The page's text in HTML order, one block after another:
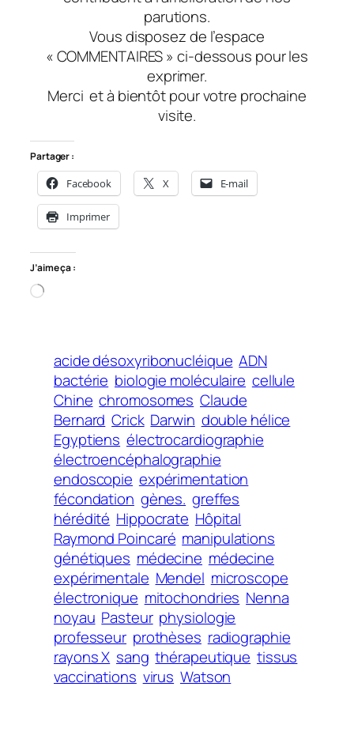
parutions.
Vous disposez de l’espace
« COMMENTAIRES » ci-dessous pour les
exprimer.
Merci et à bientôtpour votre prochaine
visite.
Partager :
Facebook X E-mail
Imprimer
J’aime ça :
Chargement…
acide désoxyribonucléique ADN
bactérie biologie moléculaire cellule
Chine chromosomes Claude
Bernard Crick Darwin double hélice
Egyptiens électrocardiographie
électroencéphalographie
endoscopie expérimentation
fécondation gènes. greffes
hérédité Hippocrate Hôpital
Raymond Poincaré manipulations
génétiques médecine médecine
expérimentale Mendel microscope
électronique mitochondries Nenna
noyau Pasteur physiologie
professeur prothèses radiographie
rayons X sang thérapeutique tissus
vaccinations virus Watson